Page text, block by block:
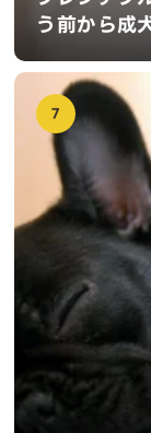
う前から成
7